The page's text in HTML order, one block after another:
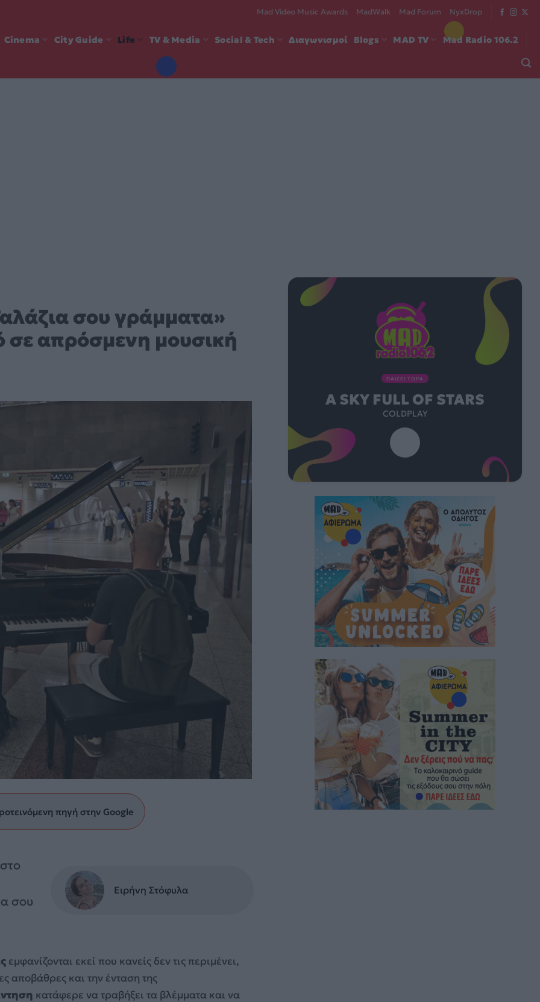
Mad Video Music Awards MadWalk Mad Forum NyxDrop
Cinema City Guide Life TV & Media Social & Tech Διαγωνισμοί Blogs MAD TV Mad Radio 106.2
σου γράμματα»
σε απρόσμενη μουσική
πηγή στην Google
σου
Ειρήνη Στόφυλα
εμφανίζονται εκεί που κανείς δεν τις περιμένει,
αποβάθρες και την ένταση της
κατάφερε να τραβήξει τα βλέμματα και να
ΠΑΙΖΕΙ ΤΩΡΑ
BRING YOUR LOVE
MADONNA FEAT. SABRINA CARPENTER